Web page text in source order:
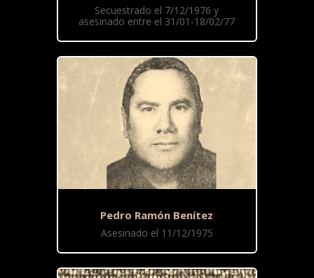
Secuestrado el 7/12/1976 y
asesinado entre el 31/01-18/02/77
Pedro Ramón Benítez
Asesinado el 11/12/1975